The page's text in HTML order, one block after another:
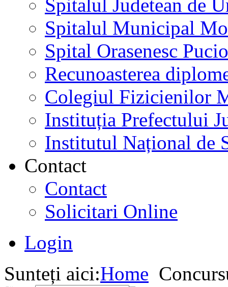
Spitalul Judetean de
Spitalul Municipal
Spital Orasenesc
Recunoasterea
Colegiul Fizicienilor
Instituția Prefectului
Institutul Național de
Contact
Contact
Solicitari Online
Login
Sunteți aici:Home